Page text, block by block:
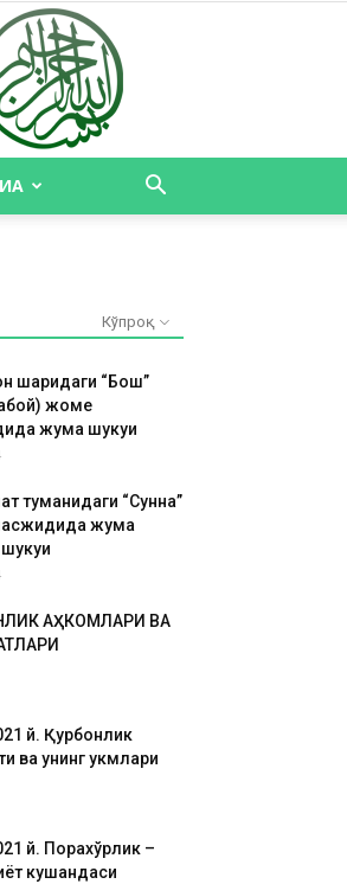
Кўпроқ
шаҳридаги “Бош”
жоме
жума шукуҳи
туманидаги “Сунна”
жума
АҲКОМЛАРИ ВА
й. Қурбонлик
ва унинг ҳукмлари
й. Порахўрлик –
кушандаси